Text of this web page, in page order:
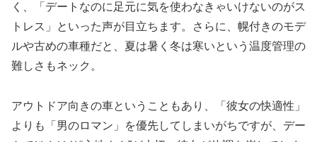
く、「デートなのに足元に気を使わなきゃいけないのがス
トレス」といった声が目立ちます。さらに、幌付きのモデ
ルや古めの車種だと、夏は暑く冬は寒いという温度管理の
難しさもネック。
アウトドア向きの車ということもあり、「彼女の快適性」
よりも「男のロマン」を優先してしまいがちですが、デー